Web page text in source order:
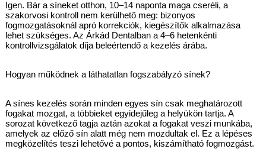
Igen. Bár a síneket otthon, 10–14 naponta maga cseréli, a
szakorvosi kontroll nem kerülhető meg: bizonyos
fogmozgatásoknál apró korrekciók, kiegészítők alkalmazása
lehet szükséges. Az Árkád Dentalban a 4–6 hetenkénti
kontrollvizsgálatok díja beleértendő a kezelés árába.
Hogyan működnek a láthatatlan fogszabályzó sínek?
A sínes kezelés során minden egyes sín csak meghatározott
fogakat mozgat, a többieket egyidejűleg a helyükön tartja. A
sorozat következő tagja aztán azokat a fogakat veszi munkába,
amelyek az előző sín alatt még nem mozdultak el. Ez a lépéses
megközelítés teszi lehetővé a pontos, kiszámítható fogmozgást.